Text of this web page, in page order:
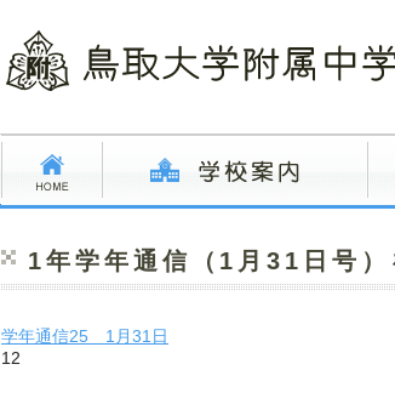
1年学年通信（1月31日号）
学年通信25 1月31日
12